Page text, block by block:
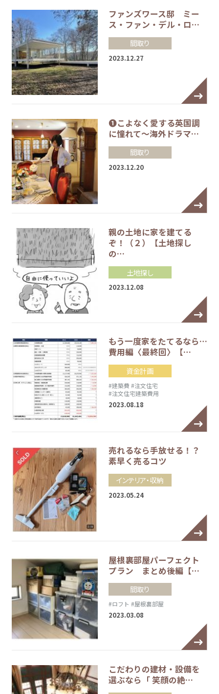
ファンズワース邸 ミー
ス・ファン・デル・ロ…
間取り
2023.12.27
❶こよなく愛する英国調
に憧れて～海外ドラマ…
間取り
2023.12.20
親の土地に家を建てる
ぞ！（２）【土地探し
の…
土地探し
2023.12.08
もう一度家をたてるなら…
費用編〈最終回〉【…
資金計画
#建築費 #注文住宅
#注文住宅建築費用
2023.08.18
売れるなら手放せる！？
素早く売るコツ
インテリア・収納
2023.05.24
屋根裏部屋パーフェクト
プラン まとめ後編【…
間取り
#ロフト #屋根裏部屋
2023.03.08
こだわりの建材・設備を
選ぶなら「 笑顔の絶…